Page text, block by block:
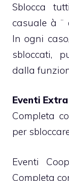
Sblocca
casuale à ¨
In ogni
sbloccati,
dalla
Eventi Extra
Completa
per
Eventi
Completa